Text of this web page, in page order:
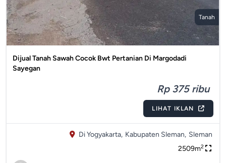
Tanah
Dijual Tanah Sawah Cocok Bwt Pertanian Di Margodadi
Sayegan
Rp 375 ribu
LIHAT IKLAN
Di Yogyakarta, Kabupaten Sleman, Sleman
2509m2